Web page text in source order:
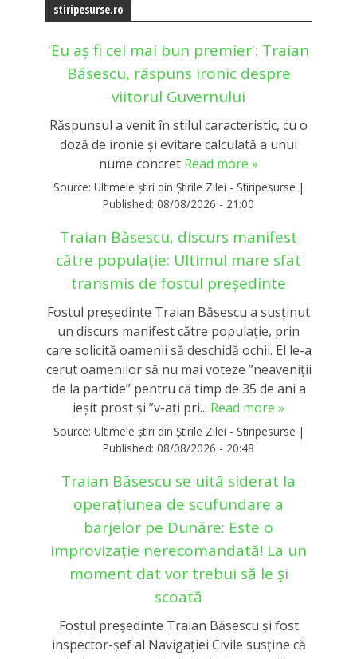
stiripesurse.ro
'Eu aș fi cel mai bun premier': Traian
Băsescu, răspuns ironic despre
viitorul Guvernului
Răspunsul a venit în stilul caracteristic, cu o
doză de ironie și evitare calculată a unui
nume concret Read more »
Source: Ultimele știri din Știrile Zilei - Stiripesurse |
Published: 08/08/2026 - 21:00
Traian Băsescu, discurs manifest
către populație: Ultimul mare sfat
transmis de fostul președinte
Fostul președinte Traian Băsescu a susținut
un discurs manifest către populație, prin
care solicită oamenii să deschidă ochii. El le-a
cerut oamenilor să nu mai voteze ”neaveniții
de la partide” pentru că timp de 35 de ani a
ieșit prost și ”v-ați pri... Read more »
Source: Ultimele știri din Știrile Zilei - Stiripesurse |
Published: 08/08/2026 - 20:48
Traian Băsescu se uită siderat la
operațiunea de scufundare a
barjelor pe Dunăre: Este o
improvizație nerecomandată! La un
moment dat vor trebui să le și
scoată
Fostul președinte Traian Băsescu și fost
inspector-șef al Navigației Civile susține că